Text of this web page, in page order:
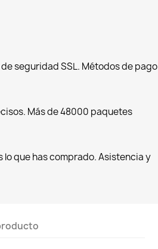
seguridad SSL. Métodos de pago
Más de 48000 paquetes
que has comprado. Asistencia y